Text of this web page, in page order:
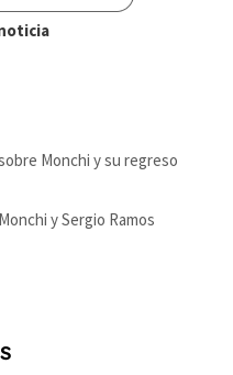
Monchi y su regreso
y Sergio Ramos